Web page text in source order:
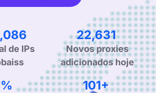
de IPs
38,450
Novos proxies
adicionados hoje
172+